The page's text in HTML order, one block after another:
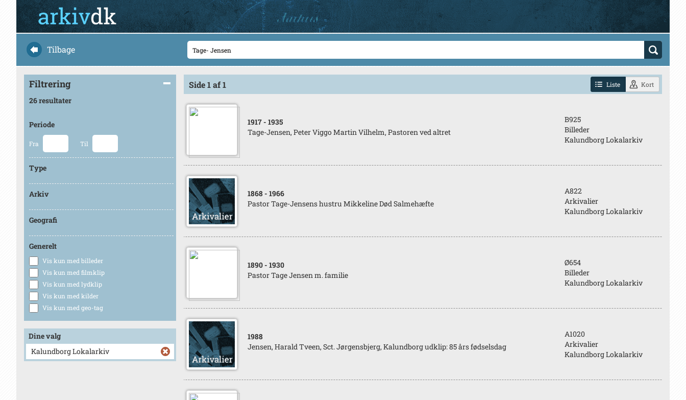
Tilbage
Filtrering
26 resultater
Periode
Fra Til
Type
Arkiv
Geografi
Generelt
Vis kun med billeder
Vis kun med filmklip
Vis kun med lydklip
Vis kun med kilder
Vis kun med geo-tag
Dine valg
Kalundborg Lokalarkiv
Side 1 af 1 Liste Kort
1917 - 1935
Tage-Jensen, Peter Viggo Martin Vilhelm, Pastoren ved altret
B925
Billeder
Kalundborg Lokalarkiv
1868 - 1966
Pastor Tage-Jensens hustru Mikkeline Død Salmehæfte
A822
Arkivalier
Kalundborg Lokalarkiv
1890 - 1930
Pastor Tage Jensen m. familie
Ø654
Billeder
Kalundborg Lokalarkiv
1988
Jensen, Harald Tveen, Sct. Jørgensbjerg, Kalundborg udklip: 85 års fødselsdag
A1020
Arkivalier
Kalundborg Lokalarkiv